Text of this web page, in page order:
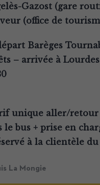
Gazost (gare
(office de
Barèges
– arrivée à
unique aller/retour
le bus + prise en
à la clientèle du
La Mongie